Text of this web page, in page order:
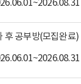
후 공부방(모집완료)